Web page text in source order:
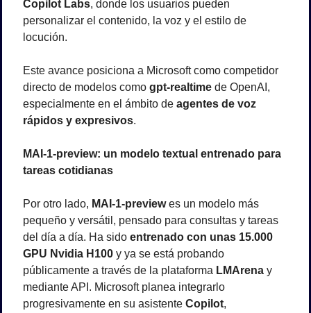
Copilot Labs, donde los usuarios pueden
personalizar el contenido, la voz y el estilo de
locución.
Este avance posiciona a Microsoft como competidor
directo de modelos como gpt-realtime de OpenAI,
especialmente en el ámbito de agentes de voz
rápidos y expresivos.
MAI-1-preview: un modelo textual entrenado para
tareas cotidianas
Por otro lado, MAI-1-preview es un modelo más
pequeño y versátil, pensado para consultas y tareas
del día a día. Ha sido entrenado con unas 15.000
GPU Nvidia H100 y ya se está probando
públicamente a través de la plataforma LMArena y
mediante API. Microsoft planea integrarlo
progresivamente en su asistente Copilot,